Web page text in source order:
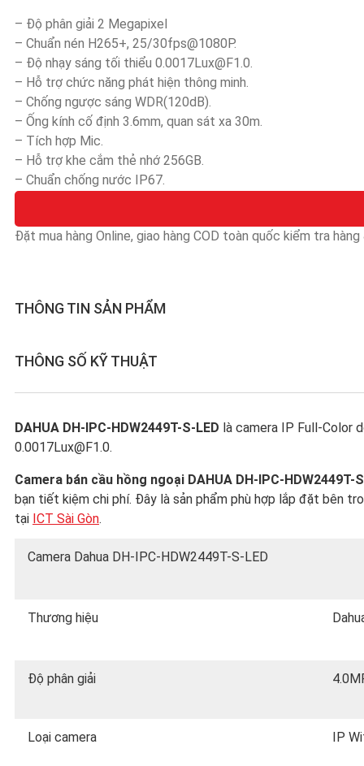
– Độ phân giải 2 Megapixel
– Chuẩn nén H265+, 25/30fps@1080P.
– Độ nhạy sáng tối thiểu 0.0017Lux@F1.0.
– Hỗ trợ chức năng phát hiện thông minh.
– Chống ngược sáng WDR(120dB).
– Ống kính cố định 3.6mm, quan sát xa 30m.
– Tích hợp Mic.
– Hỗ trợ khe cắm thẻ nhớ 256GB.
– Chuẩn chống nước IP67.
Đặt mua hàng Online, giao hàng COD toàn quốc kiểm tra
THÔNG TIN SẢN PHẨM
THÔNG SỐ KỸ THUẬT
DAHUA DH-IPC-HDW2449T-S-LED là camera IP Full-Color
0.0017Lux@F1.0.
Camera bán cầu hồng ngoại DAHUA DH-IPC-HDW2449T-
bạn tiết kiệm chi phí. Đây là sản phẩm phù hợp lắp đặt bên
tại ICT Sài Gòn.
Camera Dahua DH-IPC-HDW2449T-S-LED
Thương hiệu
Độ phân giải
Loại camera IP